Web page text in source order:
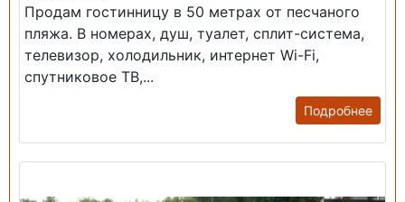
Продам гостинницу в 50 метрах от песчаного
пляжа. В номерах, душ, туалет, сплит-система,
телевизор, холодильник, интернет Wi-Fi,
спутниковое ТВ,...
Подробнее